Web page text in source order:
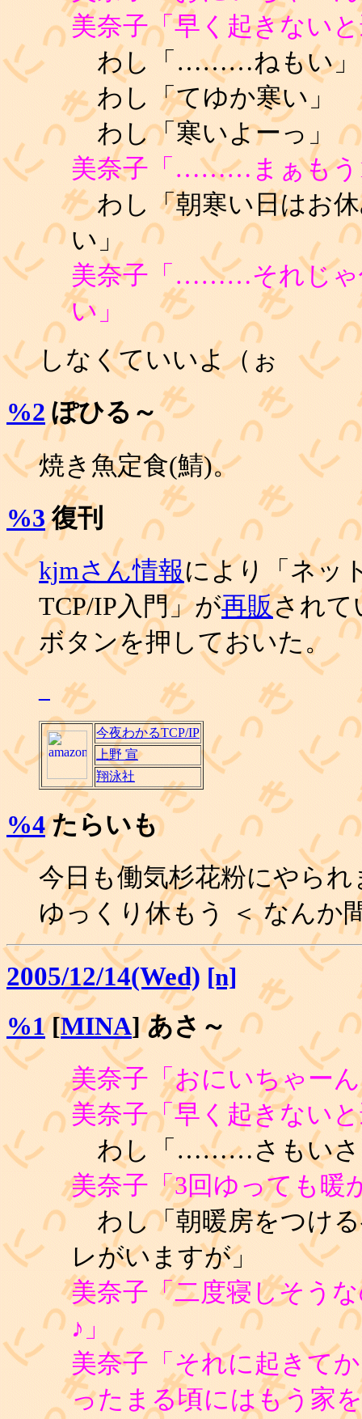
美奈子「早く起きない
わし「………ねもい」
わし「てゆか寒い」
わし「寒いよーっ」
美奈子「………まぁもう
わし「朝寒い日はお休
い」
美奈子「………それじゃ
い」
しなくていいよ（ぉ
%2 ぽひる～
焼き魚定食(鯖)。
%3復刊
kjmさん情報により「ネッ
TCP/IP入門」が再販されて
ボタンを押しておいた。
今夜わかるTCP/IP
上野 宣
翔泳社
%4たらいも
今日も働気杉花粉にやら
ゆっくり休もう ＜ なんか
2005/12/14(Wed) [n]
%1[MINA] あさ～
美奈子「おにいちゃー
美奈子「早く起きない
わし「………さもいさ
美奈子「3回ゆっても
わし「朝暖房をつけ
レがいますが」
美奈子「二度寝しそう
♪」
美奈子「それに起きて
ったまる頃にはもう家